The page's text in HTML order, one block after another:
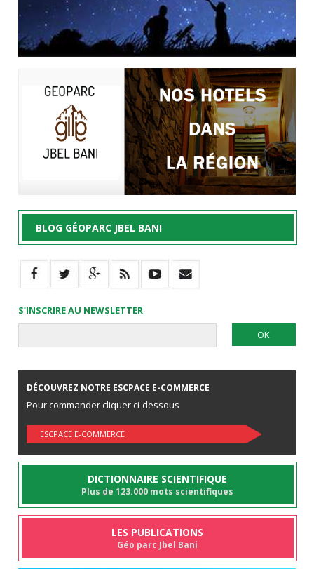
BLOG GÉOPARC JBEL BANI
S’INSCRIRE AU NEWSLETTER
DÉCOUVREZ NOTRE ESCPACE E-COMMERCE
Pour commander cliquer ci-dessous
ESCPACE E-COMMERCE
DICTIONNAIRE SCIENTIFIQUE
Plus de 123.000 mots scientifiques
LES PUBLICATIONS
Géo parc Jbel Bani